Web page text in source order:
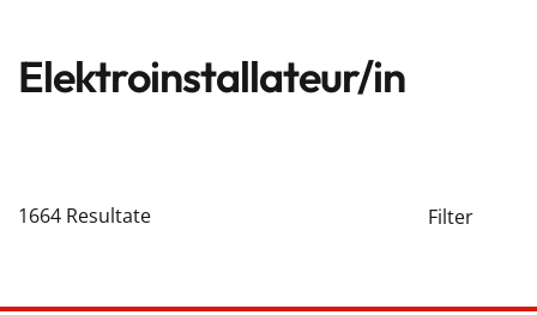
Elektroinstallateur/in
1664 Resultate Filter